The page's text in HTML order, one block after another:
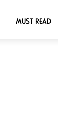
MUST READ